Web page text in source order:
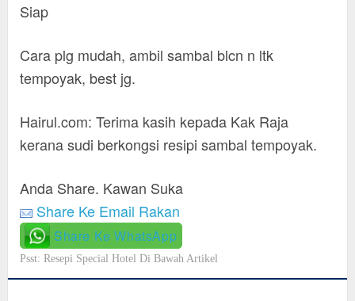
Siap
Cara plg mudah, ambil sambal blcn n ltk
tempoyak, best jg.
Hairul.com: Terima kasih kepada Kak Raja
kerana sudi berkongsi resipi sambal tempoyak.
Anda Share. Kawan Suka
Share Ke Email Rakan
Share Ke WhatsApp
Psst: Resepi Special Hotel Di Bawah Artikel